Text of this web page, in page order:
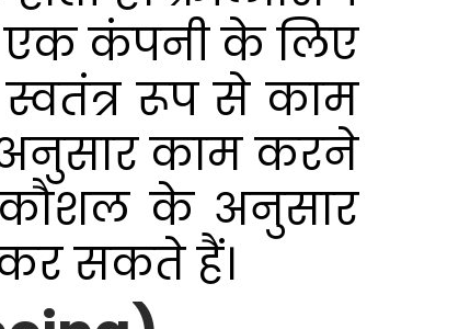
एक कंपनी के लिए
रूप से काम
काम करने
कौशल के अनुसार
सकते हैं।